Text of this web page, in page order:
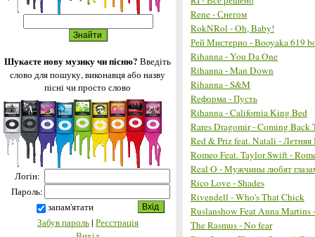
Шукаєте нову музику чи пісню? Введіть
слово для пошуку, виконавця або назву
пісні чи просто слово
Логін:
Пароль:
запам'ятати
Забув пароль| Реєстрація
Rene - Снегом
RokNRol - Oh, Baby!
Рей Мистерио - Booyaka 619
Rihanna - You Da One
Rihanna - Man Down
Rihanna - S&M
Reформа - Пусть
Rihanna - California King Bed
Rares Dragomir - Coming Back
Red & Priz feat. Natali - Летняя
Romeo Feat. Taylor Swift -
Real O - Мужчины любят
Rico Love - Shades
Rivendell - Who's That Chick
Ruslanshow Feat Anna Martins
The Rasmus - No fear